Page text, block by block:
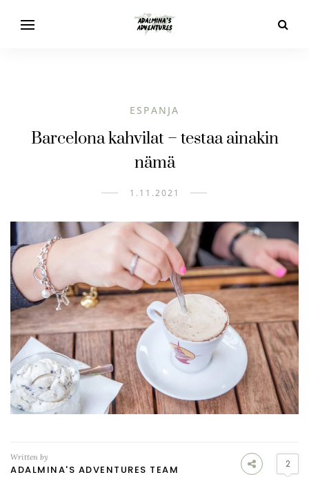
ESPANJA
Barcelona kahvilat – testaa ainakin
nämä
1.11.2021
Written by
ADALMINA'S ADVENTURES TEAM 2